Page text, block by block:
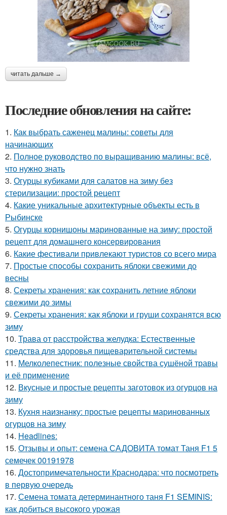
читать дальше →
Последние обновления на сайте:
1. Как выбрать саженец малины: советы для
начинающих
2. Полное руководство по выращиванию малины: всё,
что нужно знать
3. Огурцы кубиками для салатов на зиму без
стерилизации: простой рецепт
4. Какие уникальные архитектурные объекты есть в
Рыбинске
5. Огурцы корнишоны маринованные на зиму: простой
рецепт для домашнего консервирования
6. Какие фестивали привлекают туристов со всего мира
7. Простые способы сохранить яблоки свежими до
весны
8. Секреты хранения: как сохранить летние яблоки
свежими до зимы
9. Секреты хранения: как яблоки и груши сохранятся всю
зиму
10. Трава от расстройства желудка: Естественные
средства для здоровья пищеварительной системы
11. Мелколепестник: полезные свойства сушёной травы
и её применение
12. Вкусные и простые рецепты заготовок из огурцов на
зиму
13. Кухня наизнанку: простые рецепты маринованных
огурцов на зиму
14. Headlines:
15. Отзывы и опыт: семена САДОВИТА томат Таня F1 5
семечек 00191978
16. Достопримечательности Краснодара: что посмотреть
в первую очередь
17. Семена томата детерминантного таня F1 SEMINIS:
как добиться высокого урожая